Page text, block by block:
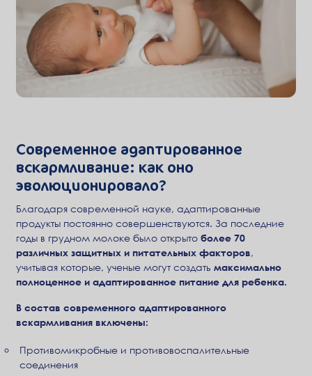
Современное адаптированное
вскармливание: как оно
эволюционировало?
Благодаря современной науке, адаптированные
продукты постоянно совершенствуются. За последние
годы в грудном молоке было открыто более 70
различных защитных и питательных факторов,
учитывая которые, ученые могут создать максимально
полноценное и адаптированное питание для ребенка.
В состав современного адаптированного
вскармливания включены:
Противомикробные и противовоспалительные
соединения